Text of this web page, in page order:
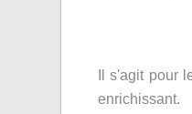
Il s'agit pour
enrichissant.